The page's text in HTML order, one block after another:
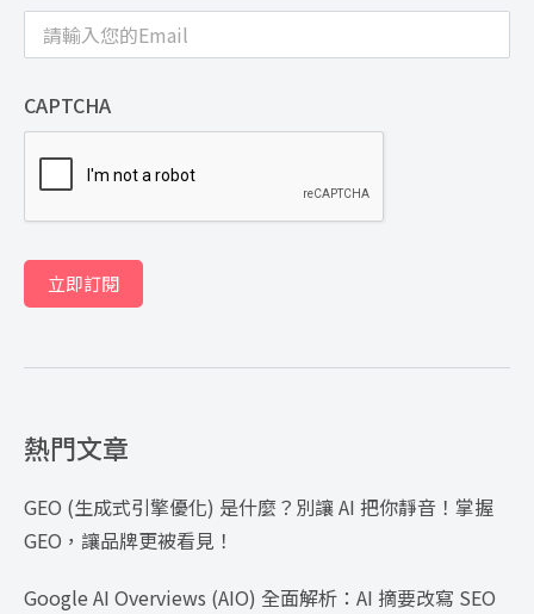
CAPTCHA
立即訂閱
熱門文章
GEO (生成式引擎優化) 是什麼？別讓 AI 把你靜音！掌握
GEO，讓品牌更被看見！
Google AI Overviews (AIO) 全面解析：AI 摘要改寫 SEO